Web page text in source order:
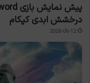
درخشش ابدی کپکام
2026-06-12